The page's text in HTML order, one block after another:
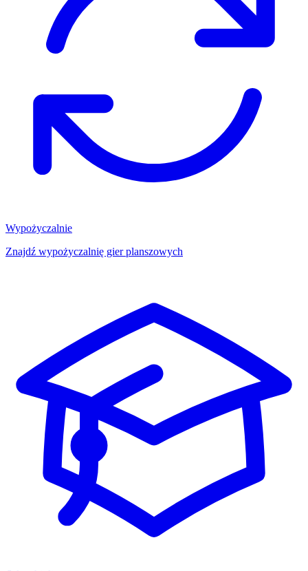
Wypożyczalnie
Znajdź wypożyczalnię gier planszowych